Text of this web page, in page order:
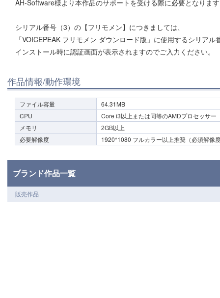
AH-Software様より本作品のサポートを受ける際に必要となりま
シリアル番号（3）の【フリモメン】につきましては、
「VOICEPEAK フリモメン ダウンロード版」に使用するシリア
インストール時に認証画面が表示されますのでご入力ください。
作品情報/動作環境
ファイル容量
64.31MB
CPU
Core i3以上または同等のAMDプロセッサー
メモリ
2GB以上
必要解像度
1920*1080 フルカラー以上推奨（必須解像
ブランド作品一覧
販売作品